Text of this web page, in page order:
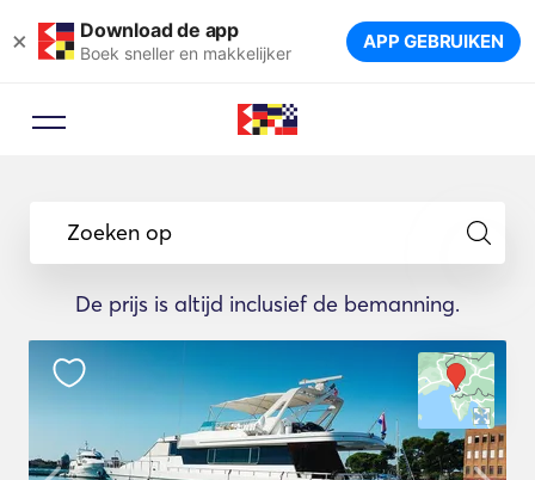
× Download de app
Boek sneller en makkelijker APP GEBRUIKEN
Zoeken op
De prijs is altijd inclusief de bemanning.